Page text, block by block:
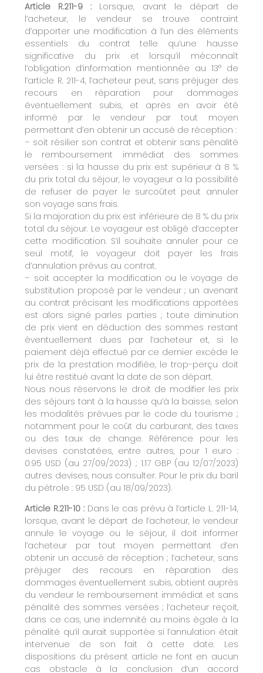
Article R.211-9 : Lorsque, avant le départ de
l’acheteur, le vendeur se trouve contraint
d’apporter une modification à l’un des éléments
essentiels du contrat telle qu’une hausse
significative du prix et lorsqu’il méconnaît
l’obligation d’information mentionnée au 13° de
l’article R. 211-4, l’acheteur peut, sans préjuger des
recours en réparation pour dommages
éventuellement subis, et après en avoir été
informé par le vendeur par tout moyen
permettant d’en obtenir un accusé de réception :
– soit résilier son contrat et obtenir sans pénalité
le remboursement immédiat des sommes
versées : si la hausse du prix est supérieur à 8 %
du prix total du séjour, le voyageur a la possibilité
de refuser de payer le surcoûtet peut annuler
son voyage sans frais.
Si la majoration du prix est inférieure de 8 % du prix
total du séjour. Le voyageur est obligé d’accepter
cette modification. S’il souhaite annuler pour ce
seul motif, le voyageur doit payer les frais
d’annulation prévus au contrat.
– soit accepter la modification ou le voyage de
substitution proposé par le vendeur ; un avenant
au contrat précisant les modifications apportées
est alors signé parles parties ; toute diminution
de prix vient en déduction des sommes restant
éventuellement dues par l’acheteur et, si le
paiement déjà effectué par ce dernier excède le
prix de la prestation modifiée, le trop-perçu doit
lui être restitué avant la date de son départ.
Nous nous réservons le droit de modifier les prix
des séjours tant à la hausse qu’à la baisse, selon
les modalités prévues par le code du tourisme ;
notamment pour le coût du carburant, des taxes
ou des taux de change. Référence pour les
devises constatées, entre autres, pour 1 euro :
0.95 USD (au 27/09/2023) ; 1.17 GBP (au 12/07/2023)
autres devises, nous consulter. Pour le prix du baril
du pétrole : 95 USD (au 18/09/2023).
Article R.211-10 :Dans le cas prévu à l’article L. 211-14,
lorsque, avant le départ de l’acheteur, le vendeur
annule le voyage ou le séjour, il doit informer
l’acheteur par tout moyen permettant d’en
obtenir un accusé de réception ; l’acheteur, sans
préjuger des recours en réparation des
dommages éventuellement subis, obtient auprès
du vendeur le remboursement immédiat et sans
pénalité des sommes versées ; l’acheteur reçoit,
dans ce cas, une indemnité au moins égale à la
pénalité qu’il aurait supportée si l’annulation était
intervenue de son fait à cette date. Les
dispositions du présent article ne font en aucun
cas obstacle à la conclusion d’un accord